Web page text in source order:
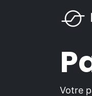
Votre